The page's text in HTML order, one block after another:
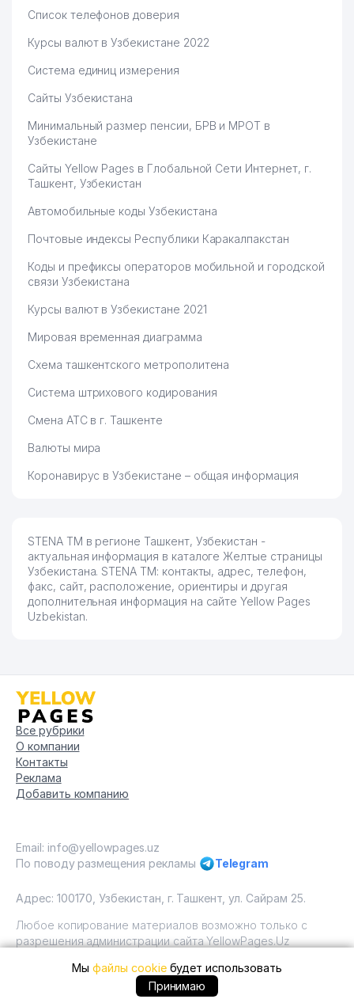
Список телефонов доверия
Курсы валют в Узбекистане 2022
Система единиц измерения
Сайты Узбекистана
Минимальный размер пенсии, БРВ и МРОТ в
Узбекистане
Сайты Yellow Pages в Глобальной Сети Интернет, г.
Ташкент, Узбекистан
Автомобильные коды Узбекистана
Почтовые индексы Республики Каракалпакстан
Коды и префиксы операторов мобильной и городской
связи Узбекистана
Курсы валют в Узбекистане 2021
Мировая временная диаграмма
Схема ташкентского метрополитена
Система штрихового кодирования
Смена АТС в г. Ташкенте
Валюты мира
Коронавирус в Узбекистане – общая информация
STENA ТМ в регионе Ташкент, Узбекистан -
актуальная информация в каталоге Желтые страницы
Узбекистана. STENA ТМ: контакты, адрес, телефон,
факс, сайт, расположение, ориентиры и другая
дополнительная информация на сайте Yellow Pages
Uzbekistan.
+99890 ... позвонить
Все рубрики
О компании
Контакты
Реклама
Добавить компанию
Email: info@yellowpages.uz
По поводу размещения рекламы
Telegram
Адрес: 100170, Узбекистан, г. Ташкент, ул. Сайрам 25.
Любое копирование материалов возможно только с
разрешения администрации сайта YellowPages.Uz
Copyright © Yellow Pages Uzbekistan, 2009 - 2026 / ООО
"Yellow Pages". Все права защищены All rights reserved.
Мыфайлы cookieбудет использовать
Принимаю